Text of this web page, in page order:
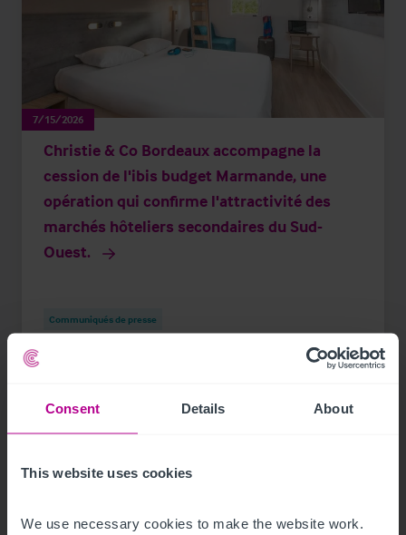
Consent Details About
This website uses cookies
We use necessary cookies to make the website work.
7/15/2026
Christie & Co Bordeaux accompagne la
cession de l'ibis budget Marmande, une
opération qui confirme l'attractivité des
marchés hôteliers secondaires du Sud-
Ouest.
Communiqués de presse